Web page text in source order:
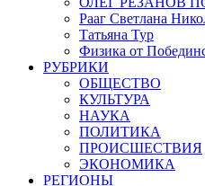
Рааг Светлана
Татьяна Тур
Физика от
РУБРИКИ
ОБЩЕСТВО
КУЛЬТУРА
НАУКА
ПОЛИТИКА
ПРОИСШЕСТВИЯ
ЭКОНОМИКА
РЕГИОНЫ